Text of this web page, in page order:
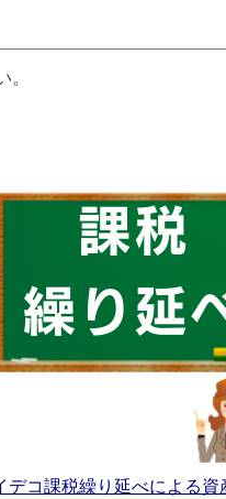
デコ課税繰り延べによる資